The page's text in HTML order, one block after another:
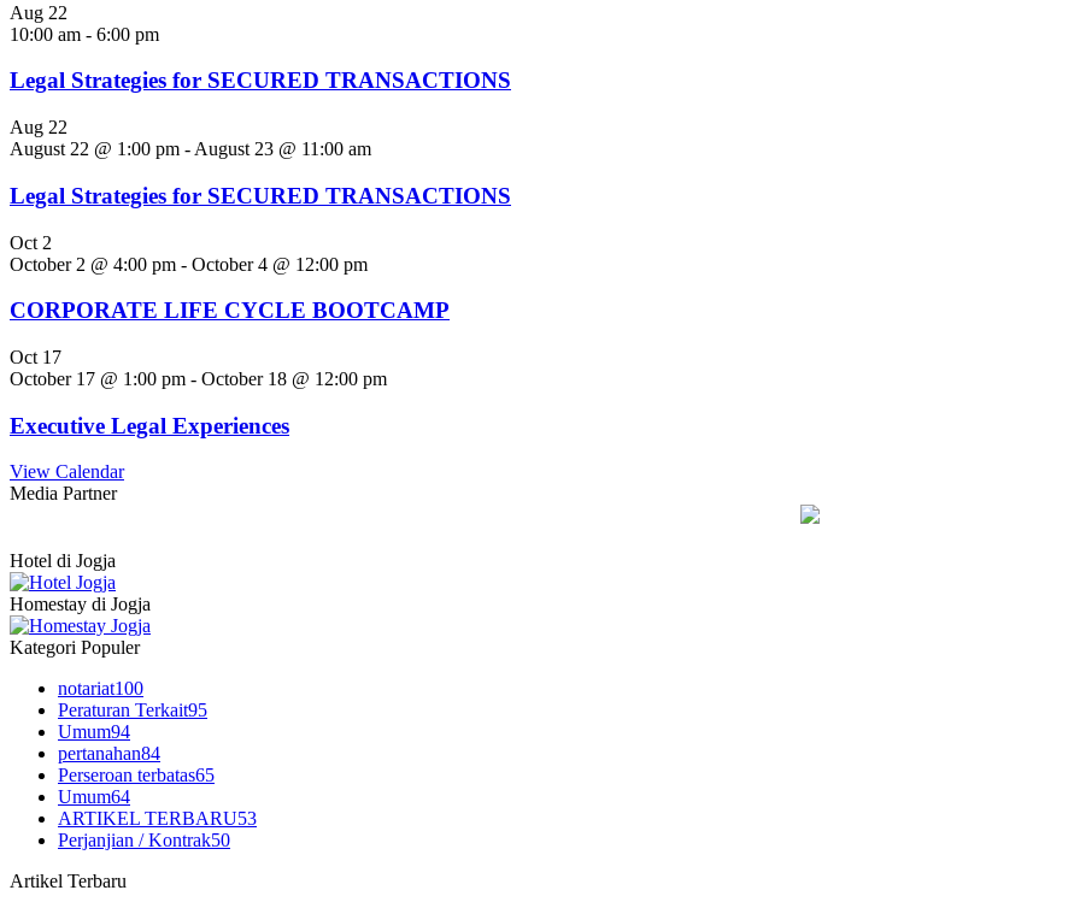
Aug 22
10:00 am - 6:00 pm
Legal Strategies for SECURED TRANSACTIONS
Aug 22
August 22 @ 1:00 pm - August 23 @ 11:00 am
Legal Strategies for SECURED TRANSACTIONS
Oct 2
October 2 @ 4:00 pm - October 4 @ 12:00 pm
CORPORATE LIFE CYCLE BOOTCAMP
Oct 17
October 17 @ 1:00 pm - October 18 @ 12:00 pm
Executive Legal Experiences
View Calendar
Media Partner
Hotel di Jogja
Homestay di Jogja
Kategori Populer
notariat100
Peraturan Terkait95
Umum94
pertanahan84
Perseroan terbatas65
Umum64
ARTIKEL TERBARU53
Perjanjian / Kontrak50
Artikel Terbaru